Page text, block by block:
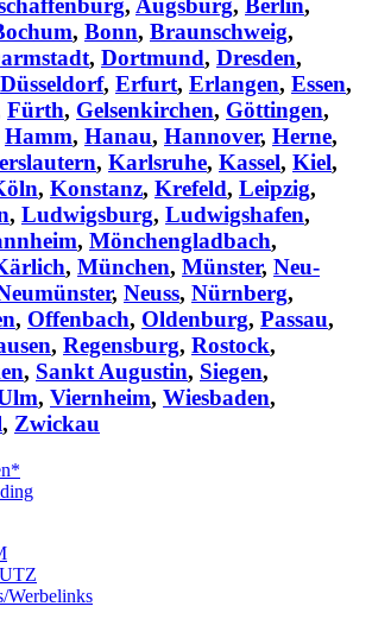
, Augsburg, Berlin,
, Bonn, Braunschweig,
, Dortmund, Dresden,
Düsseldorf, Erfurt, Erlangen, Essen,
Fürth, Gelsenkirchen, Göttingen,
Hamm, Hanau, Hannover, Herne,
, Karlsruhe, Kassel, Kiel,
, Konstanz, Krefeld, Leipzig,
, Ludwigsburg, Ludwigshafen,
, Mönchengladbach,
, München, Münster, Neu-
, Neuss, Nürnberg,
, Offenbach, Oldenburg, Passau,
, Regensburg, Rostock,
, Sankt Augustin, Siegen,
, Viernheim, Wiesbaden,
, Zwickau